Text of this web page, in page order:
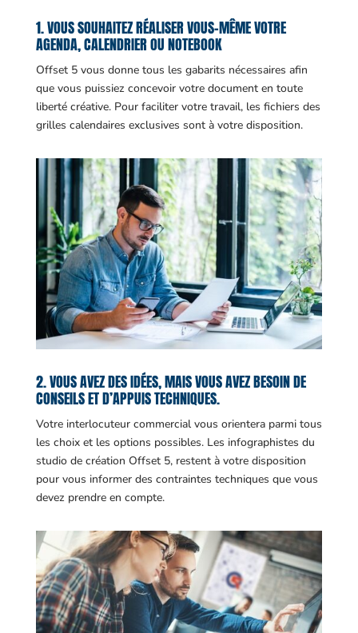
1. VOUS SOUHAITEZ RÉALISER VOUS-MÊME VOTRE
AGENDA, CALENDRIER OU NOTEBOOK
Offset 5 vous donne tous les gabarits nécessaires afin
que vous puissiez concevoir votre document en toute
liberté créative. Pour faciliter votre travail, les fichiers des
grilles calendaires exclusives sont à votre disposition.
2. VOUS AVEZ DES IDÉES, MAIS VOUS AVEZ BESOIN DE
CONSEILS ET D’APPUIS TECHNIQUES.
Votre interlocuteur commercial vous orientera parmi tous
les choix et les options possibles. Les infographistes du
studio de création Offset 5, restent à votre disposition
pour vous informer des contraintes techniques que vous
devez prendre en compte.